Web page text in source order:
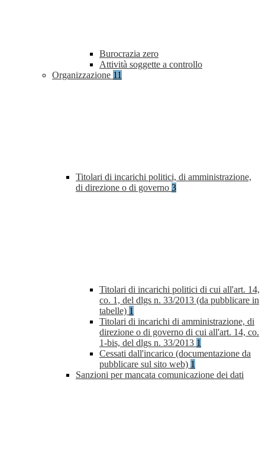
Burocrazia zero
Attività soggette a controllo
Organizzazione 11
Titolari di incarichi politici, di amministrazione,
di direzione o di governo 3
Titolari di incarichi politici di cui all'art. 14,
co. 1, del dlgs n. 33/2013 (da pubblicare in
tabelle) 1
Titolari di incarichi di amministrazione, di
direzione o di governo di cui all'art. 14, co.
1-bis, del dlgs n. 33/2013 1
Cessati dall'incarico (documentazione da
pubblicare sul sito web) 1
Sanzioni per mancata comunicazione dei dati